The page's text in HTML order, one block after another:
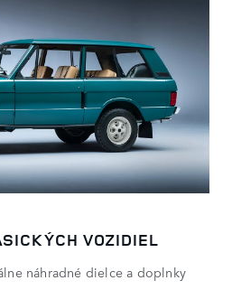
VOZIDIEL
náhradné dielce a doplnky